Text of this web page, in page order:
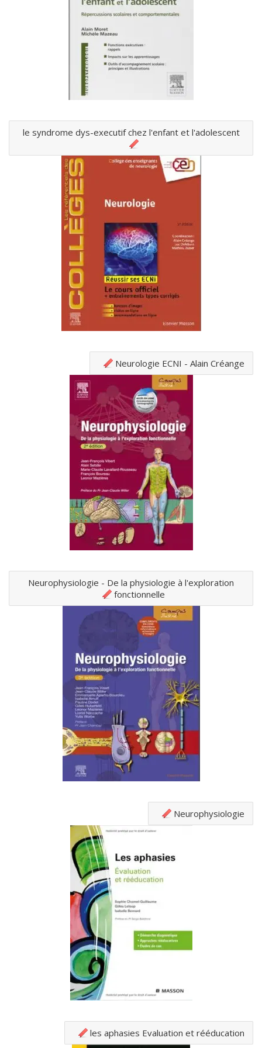
le syndrome dys-executif chez l'enfant et l'adolescent
Neurologie ECNI - Alain Créange
Neurophysiologie - De la physiologie à l'exploration
fonctionnelle
Neurophysiologie
les aphasies Evaluation et rééducation